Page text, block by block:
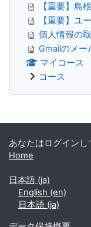
【重要】島
【重要】ユ
個人情報の
Gmailのメー
マイコース
コース
補助ブロック
あなたはログイン
Home
日本語 ‎(ja)‎
English ‎(en)‎
日本語 ‎(ja)‎